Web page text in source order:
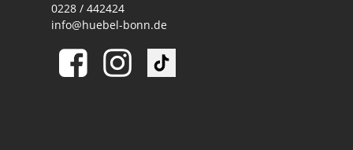
0228 / 442424
info@huebel-bonn.de